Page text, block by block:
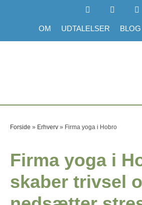
OM UDTALELSER BLOG
Forside » Erhverv » Firma yoga i Hobro
Firma yoga i
skaber trivsel